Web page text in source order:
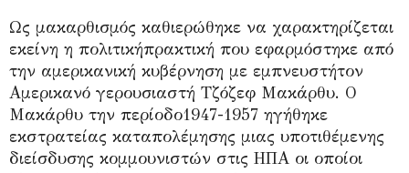
Ως μακαρθισμός καθιερώθηκε να χαρακτηρίζεται
εκείνη η πολιτικήπρακτική που εφαρμόστηκε από
την αμερικανική κυβέρνηση με εμπνευστήτον
Αμερικανό γερουσιαστή Τζόζεφ Μακάρθυ. Ο
Μακάρθυ την περίοδο1947-1957 ηγήθηκε
εκστρατείας καταπολέμησης μιας υποτιθέμενης
διείσδυσης κομμουνιστών στις ΗΠΑ οι οποίοι